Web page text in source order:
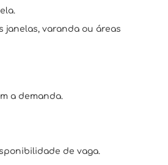
janelas, varanda ou áreas
a demanda.
de vaga.